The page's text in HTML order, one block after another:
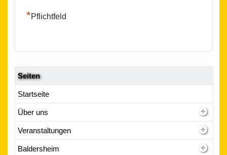
*Pflichtfeld
Seiten
Startseite
Über uns
Veranstaltungen
Baldersheim